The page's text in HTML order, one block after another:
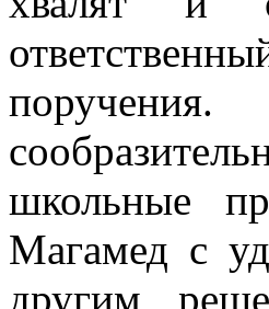
школьные
Магамед с
другим